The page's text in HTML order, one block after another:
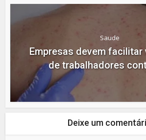
Saude
Empresas devem facilitar
de trabalhadores
Deixe um